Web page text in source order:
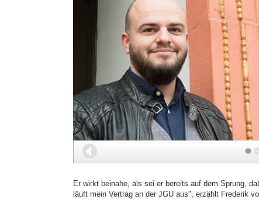
Zurück
Er wirkt beinahe, als sei er bereits auf dem Sprung,
läuft mein Vertrag an der JGU aus", erzählt Frederik